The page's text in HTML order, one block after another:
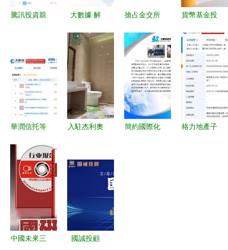
騰訊投資親
寶” 賦能線
下體驗，布
局家庭經濟
新藍海
大數據 解
咨詢的黃金
密碼
搶占金交所
與P2P
的“救命稻
草”
貨幣基金投
買渠道與信
息咨詢
華潤信托等
伙企業，注
冊資本9億
布局投資信
入駐杰利奧
簡約國際化
格力地產子
中國未來三
國誠投顧